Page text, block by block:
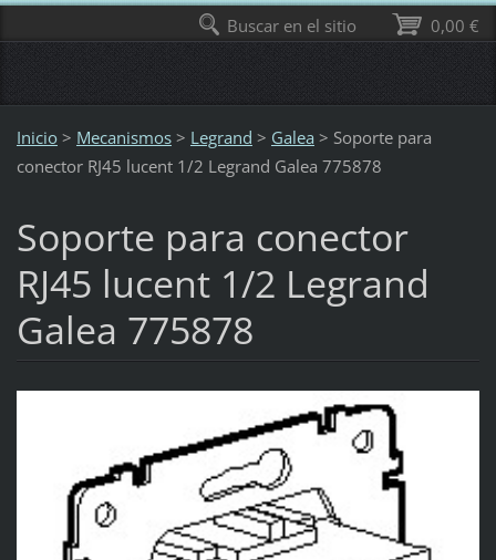
Inicio > Mecanismos > Legrand > Galea > Soporte para
conector RJ45 lucent 1/2 Legrand Galea 775878
Soporte para conector
RJ45 lucent 1/2 Legrand
Galea 775878
0,00 €
Buscar en el sitio